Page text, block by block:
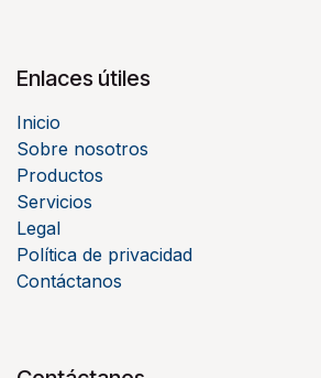
Enlaces útiles
Inicio
Sobre nosotros
Productos
Servicios
Legal
Política de privacidad
Contáctanos